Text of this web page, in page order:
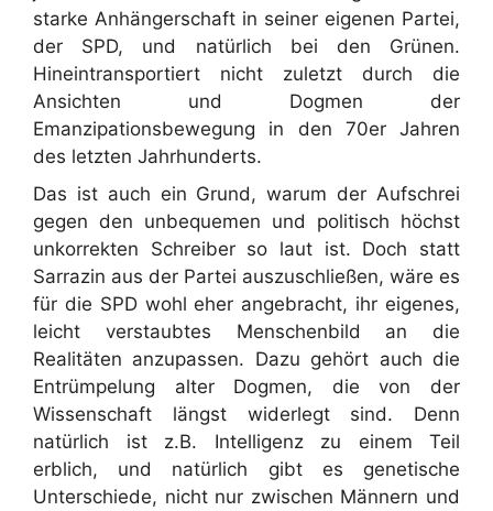
starke Anhängerschaft in seiner eigenen Partei,
der SPD, und natürlich bei den Grünen.
Hineintransportiert nicht zuletzt durch die
Ansichten und Dogmen der
Emanzipationsbewegung in den 70er Jahren
des letzten Jahrhunderts.
Das ist auch ein Grund, warum der Aufschrei
gegen den unbequemen und politisch höchst
unkorrekten Schreiber so laut ist. Doch statt
Sarrazin aus der Partei auszuschließen, wäre es
für die SPD wohl eher angebracht, ihr eigenes,
leicht verstaubtes Menschenbild an die
Realitäten anzupassen. Dazu gehört auch die
Entrümpelung alter Dogmen, die von der
Wissenschaft längst widerlegt sind. Denn
natürlich ist z.B. Intelligenz zu einem Teil
erblich, und natürlich gibt es genetische
Unterschiede, nicht nur zwischen Männern und